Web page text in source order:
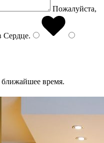
Пожалуйста,
Сердце.
время.